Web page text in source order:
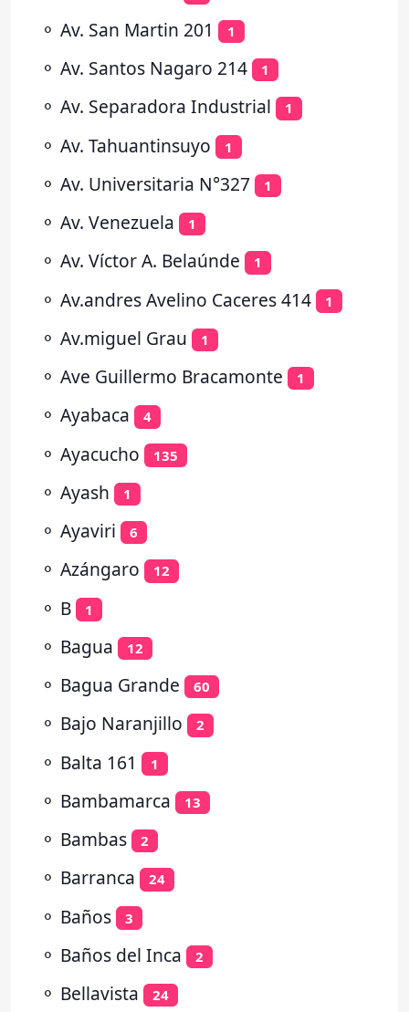
⚬ Av. San Martin 201 1
⚬ Av. Santos Nagaro 214 1
⚬ Av. Separadora Industrial 1
⚬ Av. Tahuantinsuyo 1
⚬ Av. Universitaria N°327 1
⚬ Av. Venezuela 1
⚬ Av. Víctor A. Belaúnde 1
⚬ Av.andres Avelino Caceres 414 1
⚬ Av.miguel Grau 1
⚬ Ave Guillermo Bracamonte 1
⚬ Ayabaca 4
⚬ Ayacucho 135
⚬ Ayash 1
⚬ Ayaviri 6
⚬ Azángaro 12
⚬ B 1
⚬ Bagua 12
⚬ Bagua Grande 60
⚬ Bajo Naranjillo 2
⚬ Balta 161 1
⚬ Bambamarca 13
⚬ Bambas 2
⚬ Barranca 24
⚬ Baños 3
⚬ Baños del Inca 2
⚬ Bellavista 24